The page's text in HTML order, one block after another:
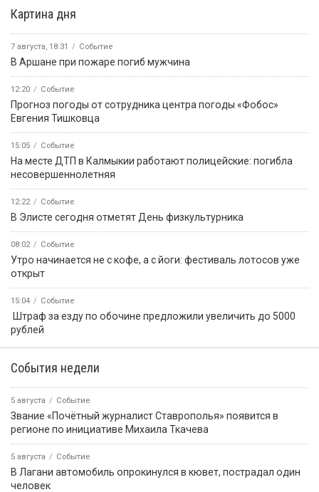
Картина дня
7 августа, 18:31 Событие
В Аршане при пожаре погиб мужчина
12:20 Событие
Прогноз погоды от сотрудника центра погоды «Фобос»
Евгения Тишковца
15:05 Событие
На месте ДТП в Калмыкии работают полицейские: погибла
несовершеннолетняя
12:22 Событие
В Элисте сегодня отметят День физкультурника
08:02 Событие
Утро начинается не с кофе, а с йоги: фестиваль лотосов уже
открыт
15:04 Событие
️ Штраф за езду по обочине предложили увеличить до 5000
рублей
События недели
5 августа Событие
Звание «Почётный журналист Ставрополья» появится в
регионе по инициативе Михаила Ткачева
5 августа Событие
В Лагани автомобиль опрокинулся в кювет, пострадал один
человек